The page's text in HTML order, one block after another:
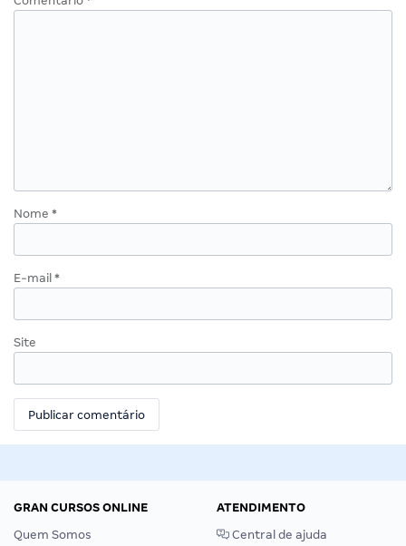
Nome *
E-mail *
Site
GRAN CURSOS ONLINE
Quem Somos
ATENDIMENTO
Central de ajuda